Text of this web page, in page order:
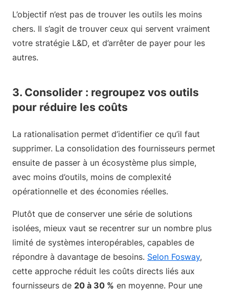
L’objectif n’est pas de trouver les outils les moins
chers. Il s’agit de trouver ceux qui servent vraiment
votre stratégie L&D, et d’arrêter de payer pour les
autres.
3. Consolider : regroupez vos outils
pour réduire les coûts
La rationalisation permet d’identifier ce qu’il faut
supprimer. La consolidation des fournisseurs permet
ensuite de passer à un écosystème plus simple,
avec moins d’outils, moins de complexité
opérationnelle et des économies réelles.
Plutôt que de conserver une série de solutions
isolées, mieux vaut se recentrer sur un nombre plus
limité de systèmes interopérables, capables de
répondre à davantage de besoins. Selon Fosway,
cette approche réduit les coûts directs liés aux
fournisseurs de 20 à 30 % en moyenne. Pour une